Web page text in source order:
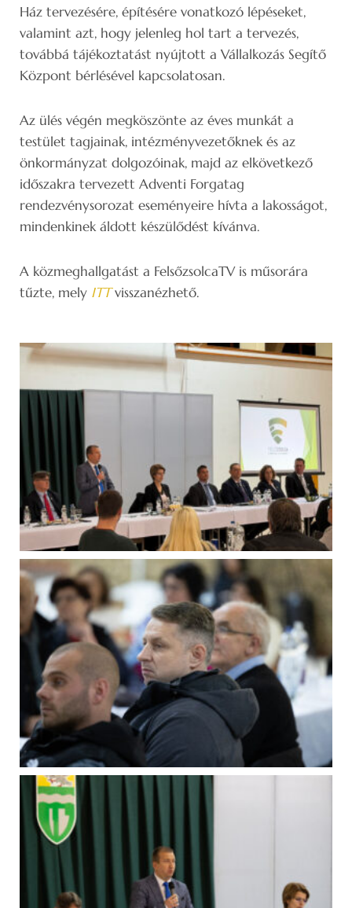
Ház tervezésére, építésére vonatkozó lépéseket,
valamint azt, hogy jelenleg hol tart a tervezés,
továbbá tájékoztatást nyújtott a Vállalkozás Segítő
Központ bérlésével kapcsolatosan.
Az ülés végén megköszönte az éves munkát a
testület tagjainak, intézményvezetőknek és az
önkormányzat dolgozóinak, majd az elkövetkező
időszakra tervezett Adventi Forgatag
rendezvénysorozat eseményeire hívta a lakosságot,
mindenkinek áldott készülődést kívánva.
A közmeghallgatást a FelsőzsolcaTV is műsorára
tűzte, mely ITTvisszanézhető.